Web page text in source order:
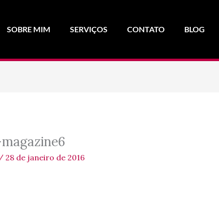
SOBRE MIM SERVIÇOS CONTATO BLOG
/ 28 de janeiro de 2016